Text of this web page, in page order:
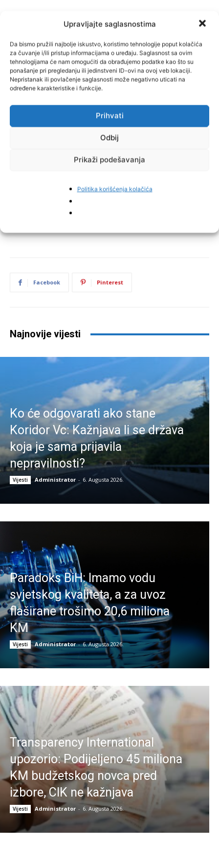
Upravljajte saglasnostima
Da bismo pružili najbolje iskustvo, koristimo tehnologije poput kolačića
za čuvanje i/ili pristup informacijama o uređaju. Saglasnost sa ovim
tehnologijama će nam omogućiti da obrađujemo podatke kao što su
ponašanje pri pregledanju ili jedinstveni ID-ovi na ovoj veb lokaciji.
Nepristanak ili povlačenje saglasnosti može negativno uticati na
određene karakteristike i funkcije.
Prihvati
Odbij
Prikaži podešavanja
Politika korišćenja kolačića
Facebook Pinterest
Najnovije vijesti
Ko će odgovarati ako stane
Koridor Vc: Kažnjava li se država
koja je sama prijavila
nepravilnosti?
Vijesti Administrator - 6. Augusta 2026.
Paradoks BiH: Imamo vodu
svjetskog kvaliteta, a za uvoz
flaširane trošimo 20,6 miliona
KM
Vijesti Administrator - 6. Augusta 2026.
Transparency International
upozorio: Podijeljeno 45 miliona
KM budžetskog novca pred
izbore, CIK ne kažnjava
Vijesti Administrator - 6. Augusta 2026.